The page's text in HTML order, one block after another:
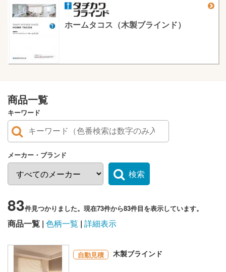
ホームタコス（木製ブラインド）
商品一覧
キーワード
メーカー・ブランド
検索
83件見つかりました。現在73件から83件目を表示しています。
商品一覧 色柄一覧 詳細表示
自動見積 木製ブラインド